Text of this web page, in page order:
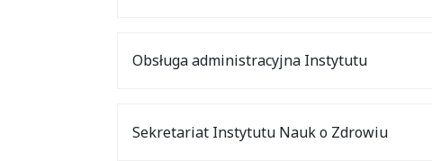
Obsługa administracyjna Instytutu
Sekretariat Instytutu Nauk o Zdrowiu